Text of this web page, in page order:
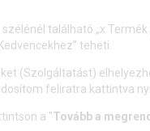
található „x
teheti.
(Szolgáltatást)
feliratra kattintva
a "Tovább a